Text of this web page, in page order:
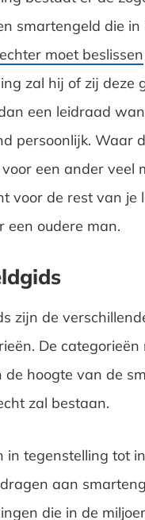
smartengeld die
moet beslissen
zal hij of zij deze
een leidraad
persoonlijk. Waar
een ander veel
voor de rest van
een oudere man.
zijn de
De
de hoogte van de
zal bestaan.
in tegenstelling tot
aan
die in de